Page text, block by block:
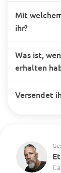
Mit
ihr?
Was ist,
erhalten
Versendet